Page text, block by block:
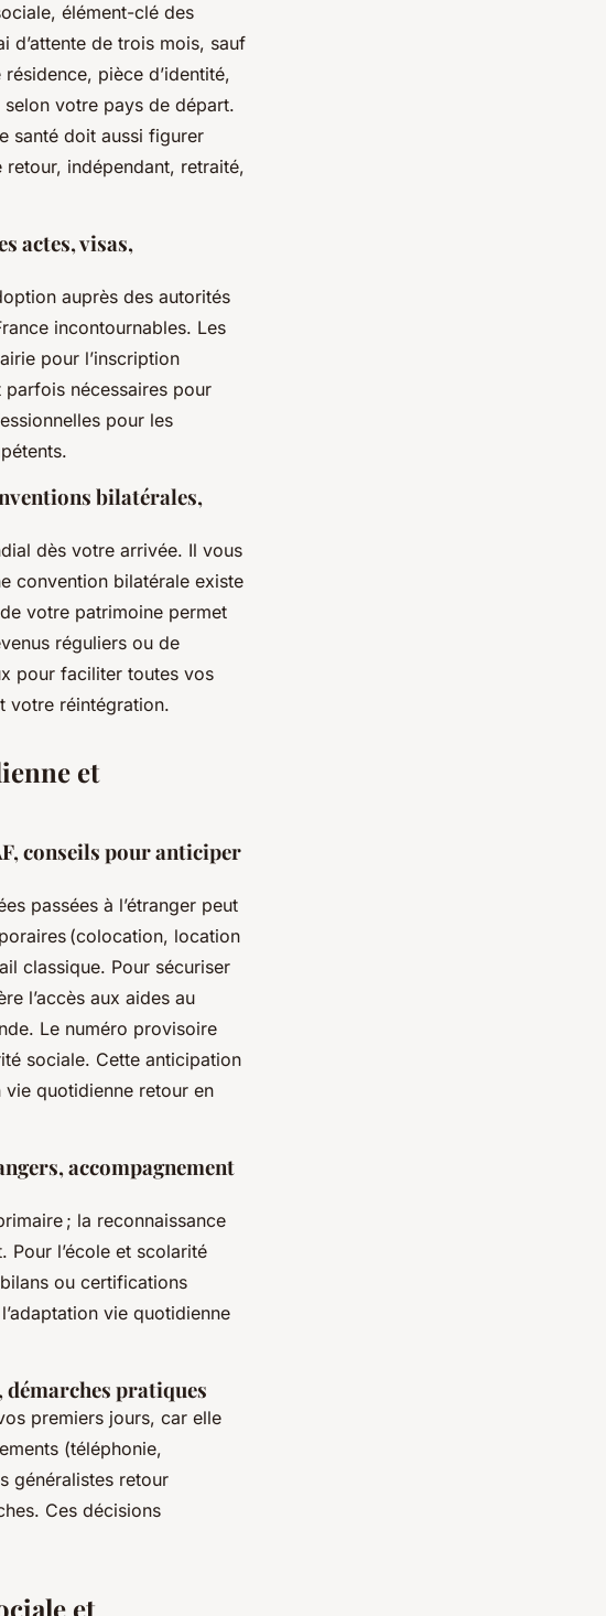
élément-clé des
d’attente de trois mois, sauf
pièce d’identité,
selon votre pays de départ.
santé doit aussi figurer
indépendant, retraité,
actes, visas,
auprès des autorités
incontournables. Les
pour l’inscription
nécessaires pour
pour les
bilatérales,
dès votre arrivée. Il vous
convention bilatérale existe
votre patrimoine permet
réguliers ou de
pour faciliter toutes vos
votre réintégration.
et
conseils pour anticiper
passées à l’étranger peut
(colocation, location
classique. Pour sécuriser
l’accès aux aides au
Le numéro provisoire
sociale. Cette anticipation
quotidienne retour en
accompagnement
; la reconnaissance
Pour l’école et scolarité
ou certifications
vie quotidienne
pratiques
premiers jours, car elle
(téléphonie,
généralistes retour
Ces décisions
et